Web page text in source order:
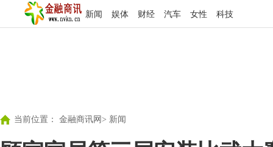
新闻 娱体 财经 汽车 女性 科技
当前位置： 金融商讯网 > 新闻